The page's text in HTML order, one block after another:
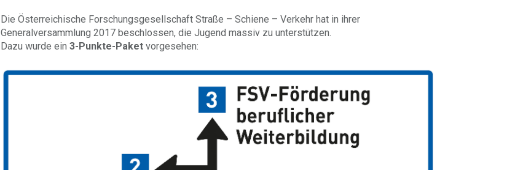
Die Österreichische Forschungsgesellschaft Straße – Schiene – Verkehr hat in ihrer
Generalversammlung 2017 beschlossen, die Jugend massiv zu unterstützen.
Dazu wurde ein3-Punkte-Paketvorgesehen: